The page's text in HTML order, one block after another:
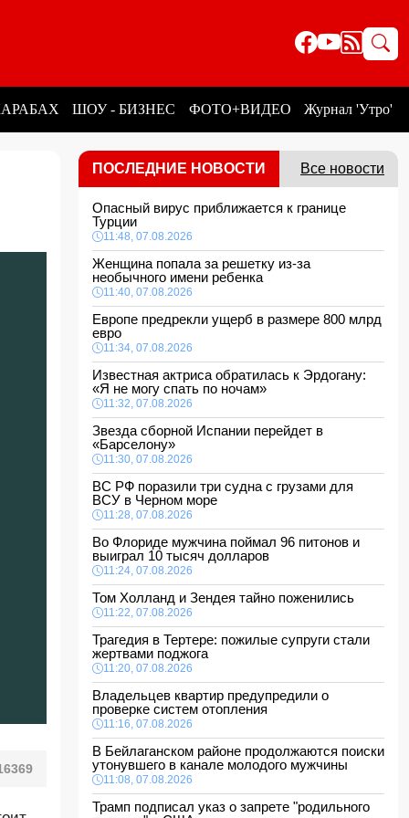
ШОУ - БИЗНЕС ФОТО+ВИДЕО Журнал 'Утро'
ПОСЛЕДНИЕ НОВОСТИ Все новости
Опасный вирус приближается к границе
Турции
11:48, 07.08.2026
Женщина попала за решетку из-за
необычного имени ребенка
11:40, 07.08.2026
Европе предрекли ущерб в размере 800 млрд
евро
11:34, 07.08.2026
Известная актриса обратилась к Эрдогану:
«Я не могу спать по ночам»
11:32, 07.08.2026
Звезда сборной Испании перейдет в
«Барселону»
11:30, 07.08.2026
ВС РФ поразили три судна с грузами для
ВСУ в Черном море
11:28, 07.08.2026
Во Флориде мужчина поймал 96 питонов и
выиграл 10 тысяч долларов
11:24, 07.08.2026
Том Холланд и Зендея тайно поженились
11:22, 07.08.2026
Трагедия в Тертере: пожилые супруги стали
жертвами поджога
11:20, 07.08.2026
Владельцев квартир предупредили о
проверке систем отопления
11:16, 07.08.2026
В Бейлаганском районе продолжаются поиски
утонувшего в канале молодого мужчины
11:08, 07.08.2026
Трамп подписал указ о запрете "родильного